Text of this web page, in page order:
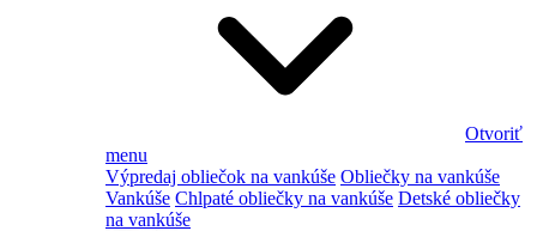
Otvoriť
menu
Výpredaj obliečok na vankúše Obliečky na vankúše
Vankúše Chlpaté obliečky na vankúše Detské obliečky
na vankúše